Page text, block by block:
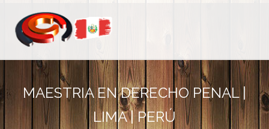
MAESTRIA EN DERECHO PENAL |
LIMA | PERÚ